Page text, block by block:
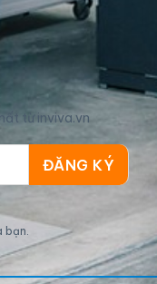
từ inviva.vn